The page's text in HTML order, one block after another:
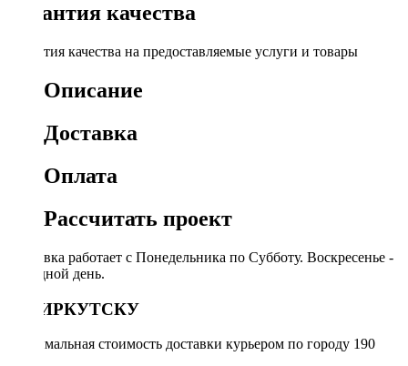
Гарантия качества
Гарантия качества на предоставляемые услуги и товары
Описание
Доставка
Оплата
Рассчитать проект
Доставка работает с Понедельника по Субботу. Воскресенье -
выходной день.
ПО ИРКУТСКУ
Минимальная стоимость доставки курьером по городу 190